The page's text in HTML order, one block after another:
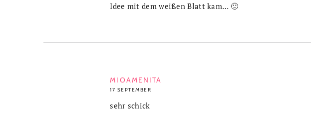
Idee mit dem weißen Blatt kam… 🙂
MIOAMENITA
17 SEPTEMBER
sehr schick